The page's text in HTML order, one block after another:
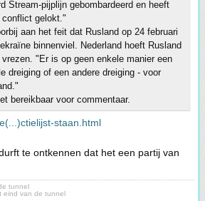
Stream-pijplijn gebombardeerd en heeft
gelokt."
aan het feit dat Rusland op 24 februari
binnenviel. Nederland hoeft Rusland
"Er is op geen enkele manier een
dreiging of een andere dreiging - voor
bereikbaar voor commentaar.
staan.html
te ontkennen dat het een partij van
tunnel
eind van de tunnel